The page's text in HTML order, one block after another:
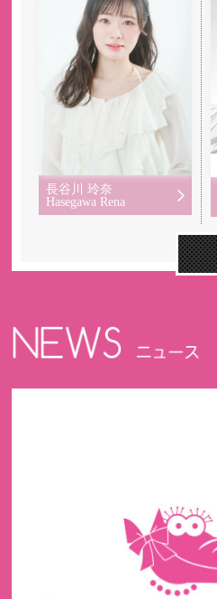
長谷川 玲奈
Hasegawa Rena